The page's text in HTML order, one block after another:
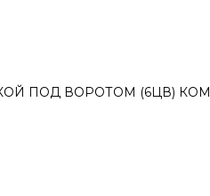
ПОД ВОРОТОМ (6ЦВ)